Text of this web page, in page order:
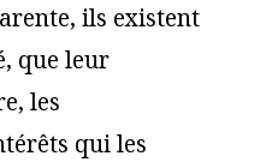
ils existent
que leur
les
qui les